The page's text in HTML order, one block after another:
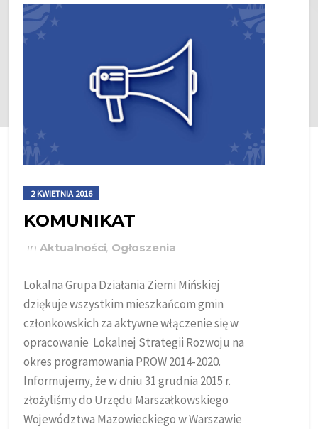
2 KWIETNIA 2016
KOMUNIKAT
inAktualności, Ogłoszenia
Lokalna Grupa Działania Ziemi Mińskiej
dziękuje wszystkim mieszkańcom gmin
członkowskich za aktywne włączenie się w
opracowanie Lokalnej Strategii Rozwoju na
okres programowania PROW 2014-2020.
Informujemy, że w dniu 31 grudnia 2015 r.
złożyliśmy do Urzędu Marszałkowskiego
Województwa Mazowieckiego w Warszawie